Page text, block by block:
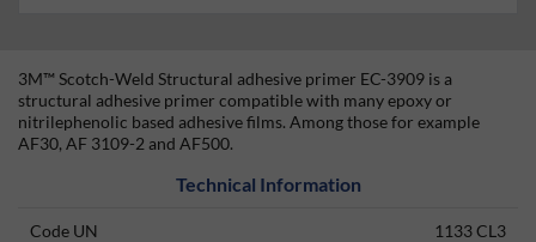
3M™ Scotch-Weld Structural adhesive primer EC-3909 is a
structural adhesive primer compatible with many epoxy or
nitrilephenolic based adhesive films. Among those for example
AF30, AF 3109-2 and AF500.
Technical Information
Code UN 1133 CL3